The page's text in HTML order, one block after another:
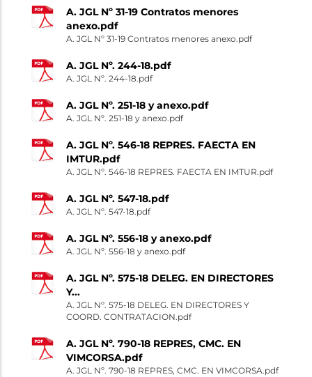
A. JGL Nº 31-19 Contratos menores
anexo.pdf
A. JGL Nº 31-19 Contratos menores anexo.pdf
A. JGL Nº. 244-18.pdf
A. JGL Nº. 244-18.pdf
A. JGL Nº. 251-18 y anexo.pdf
A. JGL Nº. 251-18 y anexo.pdf
A. JGL Nº. 546-18 REPRES. FAECTA EN
IMTUR.pdf
A. JGL Nº. 546-18 REPRES. FAECTA EN IMTUR.pdf
A. JGL Nº. 547-18.pdf
A. JGL Nº. 547-18.pdf
A. JGL Nº. 556-18 y anexo.pdf
A. JGL Nº. 556-18 y anexo.pdf
A. JGL Nº. 575-18 DELEG. EN DIRECTORES
Y...
A. JGL Nº. 575-18 DELEG. EN DIRECTORES Y
COORD. CONTRATACION.pdf
A. JGL Nº. 790-18 REPRES, CMC. EN
VIMCORSA.pdf
A. JGL Nº. 790-18 REPRES, CMC. EN VIMCORSA.pdf